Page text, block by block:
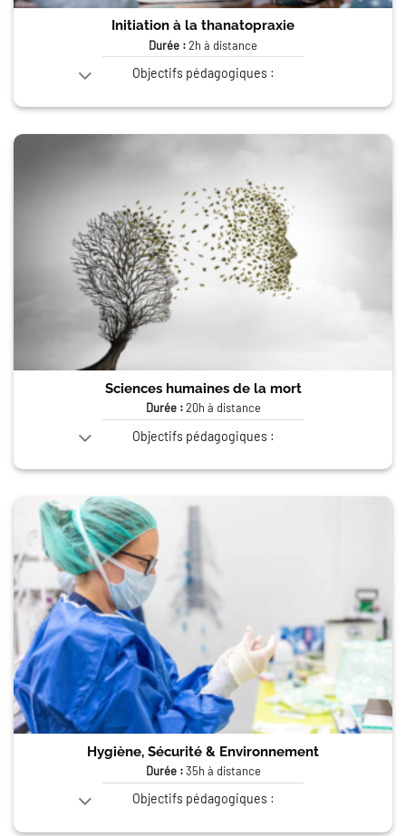
Initiation à la thanatopraxie
Durée :2h à distance
Objectifs pédagogiques :
Sciences humaines de la mort
Durée :20h à distance
Objectifs pédagogiques :
Hygiène, Sécurité & Environnement
Durée :35h à distance
Objectifs pédagogiques :